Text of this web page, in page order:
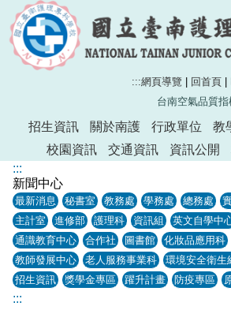
:::網頁導覽 | 回首頁 |
台南空氣品質指
招生資訊 關於南護 行政單位 教
校園資訊
交通資訊 資訊公開
:::
新聞中心
最新消息 秘書室 教務處 學務處 總務處
主計室
進修部 護理科 資訊組 英文自學中
通識教育中心
合作社 圖書館 化妝品應用科
教師發展中心
老人服務事業科 環境安全衛生
招生資訊
獎學金專區 躍升計畫 防疫專區
:::